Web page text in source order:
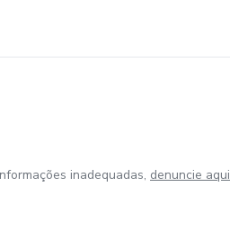
inadequadas, denuncie aqui